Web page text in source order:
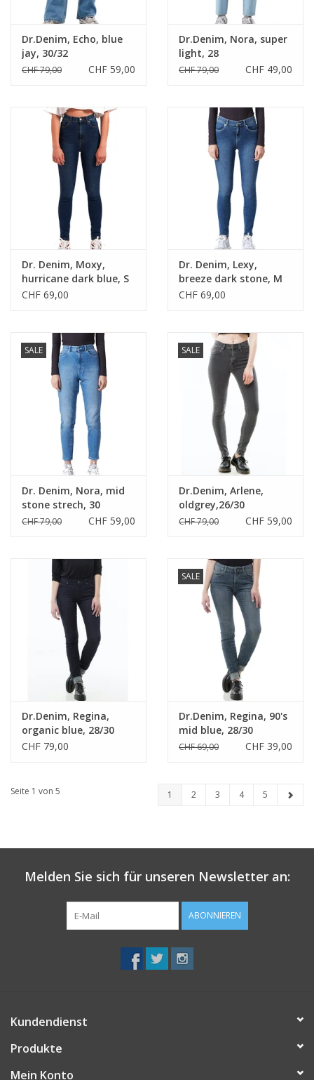
Dr.Denim, Echo, blue
jay, 30/32
CHF 79,00 CHF 59,00
Dr.Denim, Nora, super
light, 28
CHF 79,00 CHF 49,00
Dr. Denim, Moxy,
hurricane dark blue, S
CHF 69,00
Dr. Denim, Lexy,
breeze dark stone, M
CHF 69,00
SALE
Dr. Denim, Nora, mid
stone strech, 30
CHF 79,00 CHF 59,00
SALE
Dr.Denim, Arlene,
oldgrey,26/30
CHF 79,00 CHF 59,00
Dr.Denim, Regina,
organic blue, 28/30
CHF 79,00
SALE
Dr.Denim, Regina, 90's
mid blue, 28/30
CHF 69,00 CHF 39,00
Seite 1 von 5 1 2 3 4 5
Melden Sie sich für unseren Newsletter an:
ABONNIEREN
Kundendienst
Produkte
Mein Konto